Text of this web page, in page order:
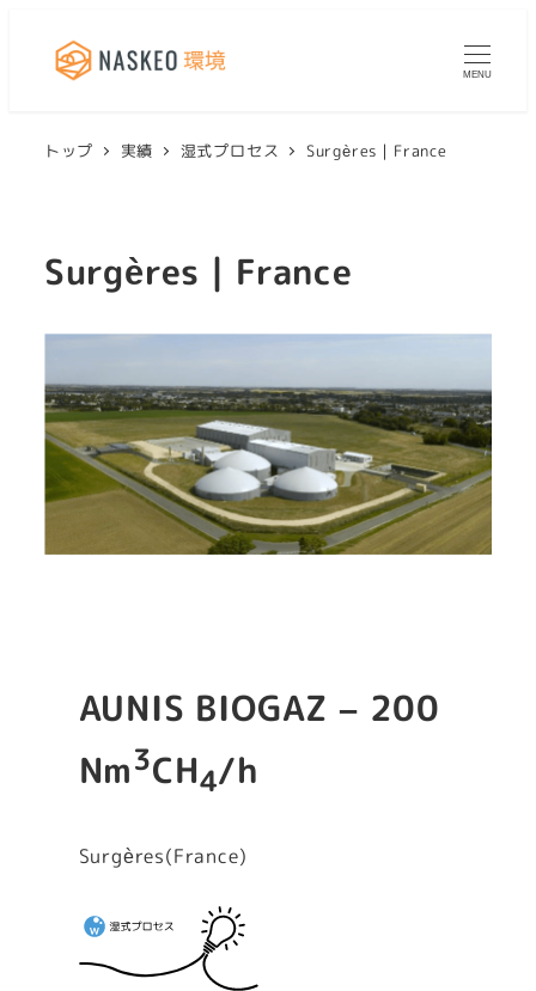
MENU
トップ 実績 湿式プロセス Surgères｜France
Surgères｜France
AUNIS BIOGAZ – 200
Nm3CH4/h
Surgères(France)